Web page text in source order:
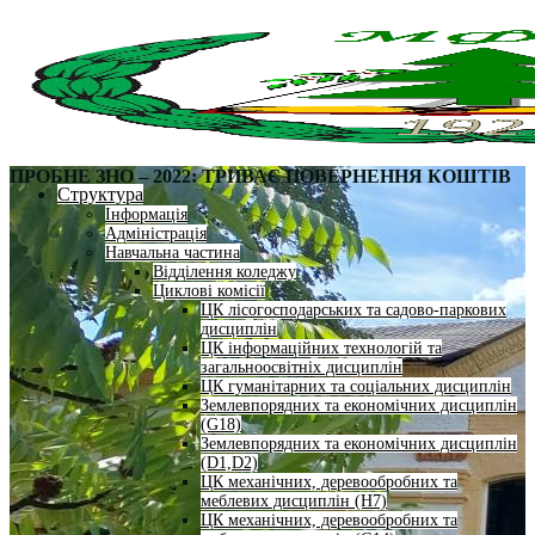
Структура
Інформація
Адміністрація
Навчальна частина
Відділення коледжу
Циклові комісії
ЦК лісогосподарських та садово-паркових
дисциплін
ЦК інформаційних технологій та
загальноосвітніх дисциплін
ЦК гуманітарних та соціальних дисциплін
Землевпорядних та економічних дисциплін
(G18)
Землевпорядних та економічних дисциплін
(D1,D2)
ЦК механічних, деревообробних та
меблевих дисциплін (H7)
ЦК механічних, деревообробних та
ПРОБНЕ ЗНО – 2022: ТРИВАЄ ПОВЕРНЕННЯ КОШТІВ